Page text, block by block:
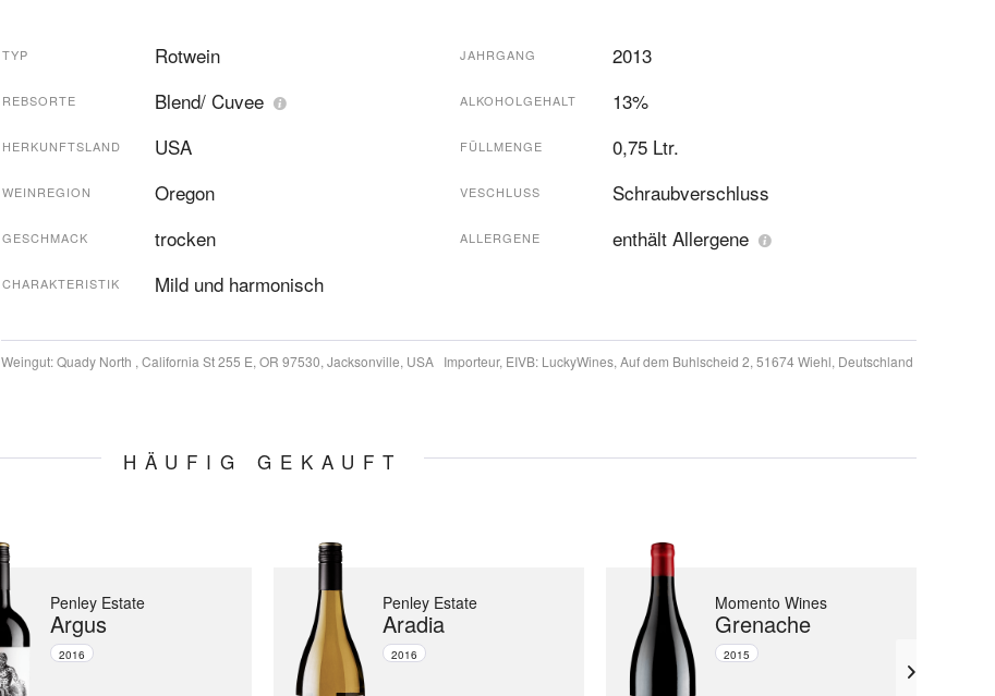
TYP Rotwein
REBSORTE Blend/ Cuvee
HERKUNFTSLAND USA
WEINREGION Oregon
GESCHMACK trocken
CHARAKTERISTIK Mild und harmonisch
JAHRGANG 2013
ALKOHOLGEHALT 13%
FÜLLMENGE 0,75 Ltr.
VESCHLUSS Schraubverschluss
ALLERGENE enthält Allergene
Weingut:Quady North , California St 255 E, OR 97530, Jacksonville, USA Importeur, EIVB: LuckyWines, Auf dem Buhlscheid 2, 51674 Wiehl, Deutschland
HÄUFIG GEKAUFT
Penley Estate
Argus
2016
Penley Estate
Aradia
2016
Momento Wines
Grenache
2015